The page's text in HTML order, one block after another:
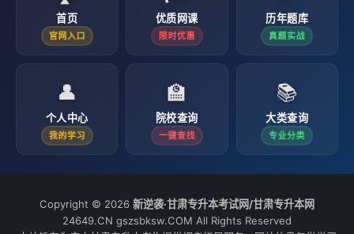
首页
官网入口
优质网课
限时优惠
历年题库
真题实战
👤
个人中心
我的学习
🏫
院校查询
一键查找
📚
大类查询
专业分类
Copyright © 2026 新逆袭·甘肃专升本考试网/甘肃专升本网
24649.CN gszsbksw.COM All Rights Reserved